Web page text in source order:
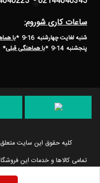
ساعات کاری شوروم:
شنبه لغایت چهارشنبه 16-9 * با
پنجشنبه 14-9
*با هماهنگی قبلی*
کلیه حقوق این سایت
تمامی كالاها و خدمات این
مربوطه می باشند و فعالیت